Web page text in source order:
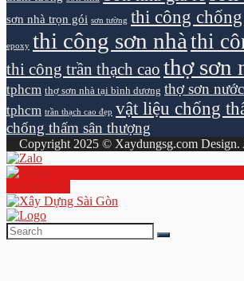
sơn nhà trọn gói sơn tường thi công
epoxy thi công sơn nhà thi
thi công trần thạch cao thợ sơn
tphcm thợ sơn nhà tại bình dương thợ sơn nước
tphcm trần thạch cao đẹp vật liệu chống
chống thấm sân thượng
Copyright 2025 © Xaydungsg.com Design.